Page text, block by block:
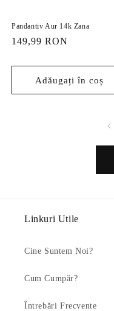
Pandantiv Aur 14k Zana
Preț
149,99 RON
Adăugați în coș
Linkuri Utile
Cine Suntem Noi?
Cum Cumpăr?
Întrebări Frecvente